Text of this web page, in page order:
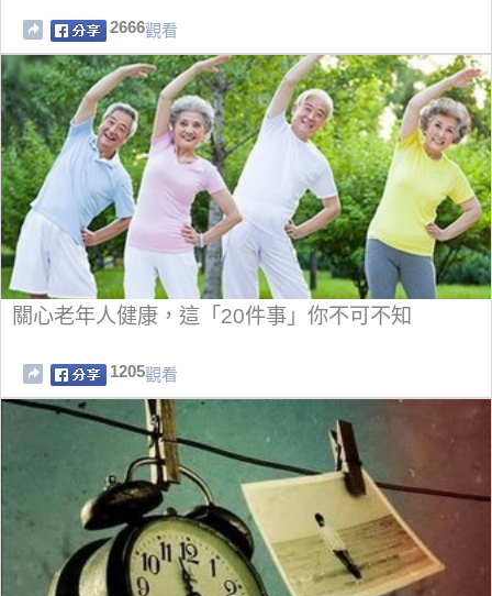
2666觀看
關心老年人健康，這「20件事」你不可不知
1205觀看